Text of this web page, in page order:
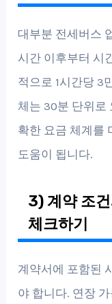
대부분 전세버스
시간 이후부터 시
적으로 1시간당 3
체는 30분 단위로
확한 요금 체계를
도움이 됩니다.
3) 계약 조
체크하기
계약서에 포함된
야 합니다. 연장